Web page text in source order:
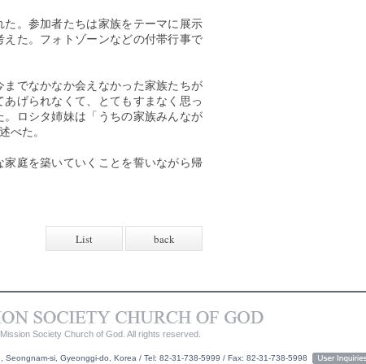
。参加者たちは家族をテーマに展示
た。フォトゾーンなどの付帯行事で
でなかなか会えなかった家族たちが
げられなくて、とてもすまなく思っ
ロシタ姉妹は「うちの家族みんなが
べた。
庭を築いていくことを誓いながら帰
List back
Society Church of God. All rights reserved.
si, Gyeonggi-do, Korea / Tel: 82-31-738-5999 / Fax: 82-31-738-5998